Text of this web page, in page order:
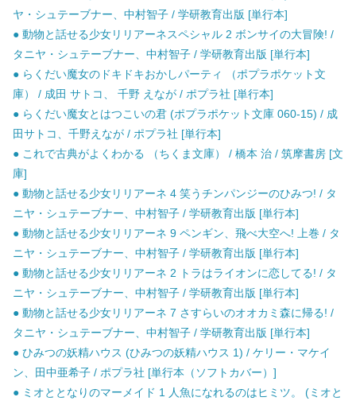
ヤ・シュテーブナー、中村智子 / 学研教育出版 [単行本]
● 動物と話せる少女リリアーネスペシャル 2 ボンサイの大冒険! /
タニヤ・シュテーブナー、中村智子 / 学研教育出版 [単行本]
● らくだい魔女のドキドキおかしパーティ （ポプラポケット文
庫） / 成田 サトコ、 千野 えなが / ポプラ社 [単行本]
● らくだい魔女とはつこいの君 (ポプラポケット文庫 060-15) / 成
田サトコ、千野えなが / ポプラ社 [単行本]
● これで古典がよくわかる （ちくま文庫） / 橋本 治 / 筑摩書房 [文
庫]
● 動物と話せる少女リリアーネ 4 笑うチンパンジーのひみつ! / タ
ニヤ・シュテーブナー、中村智子 / 学研教育出版 [単行本]
● 動物と話せる少女リリアーネ 9 ペンギン、飛べ大空へ! 上巻 / タ
ニヤ・シュテーブナー、中村智子 / 学研教育出版 [単行本]
● 動物と話せる少女リリアーネ 2 トラはライオンに恋してる! / タ
ニヤ・シュテーブナー、中村智子 / 学研教育出版 [単行本]
● 動物と話せる少女リリアーネ 7 さすらいのオオカミ森に帰る! /
タニヤ・シュテーブナー、中村智子 / 学研教育出版 [単行本]
● ひみつの妖精ハウス (ひみつの妖精ハウス 1) / ケリー・マケイ
ン、田中亜希子 / ポプラ社 [単行本（ソフトカバー）]
● ミオととなりのマーメイド 1 人魚になれるのはヒミツ。 (ミオと